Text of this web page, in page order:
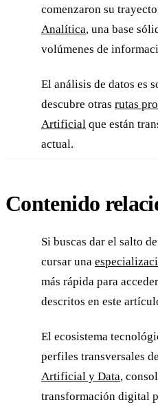
comenzaron su
Analítica, una base
volúmenes de
El análisis de datos es
descubre otras rutas
Artificial que están
actual.
Contenido
Si buscas dar el salto
cursar una
más rápida para
descritos en este
El ecosistema
perfiles transversales
Artificial y Data,
transformación digital